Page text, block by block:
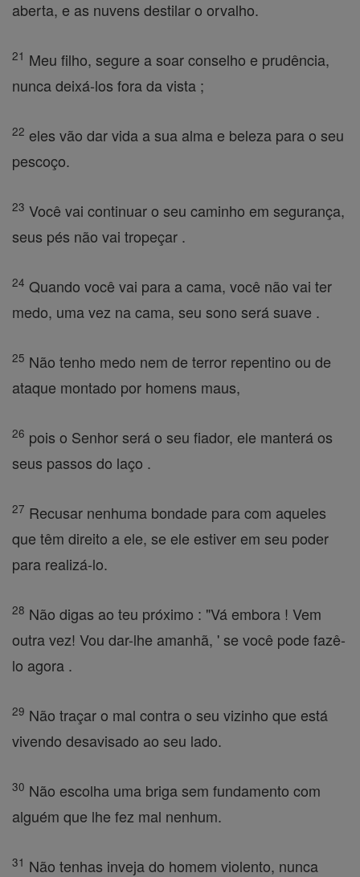
aberta, e as nuvens destilar o orvalho.
21 Meu filho, segure a soar conselho e prudência,
nunca deixá-los fora da vista ;
22 eles vão dar vida a sua alma e beleza para o seu
pescoço.
23 Você vai continuar o seu caminho em segurança,
seus pés não vai tropeçar .
24 Quando você vai para a cama, você não vai ter
medo, uma vez na cama, seu sono será suave .
25 Não tenho medo nem de terror repentino ou de
ataque montado por homens maus,
26 pois o Senhor será o seu fiador, ele manterá os
seus passos do laço .
27 Recusar nenhuma bondade para com aqueles
que têm direito a ele, se ele estiver em seu poder
para realizá-lo.
28 Não digas ao teu próximo : "Vá embora ! Vem
outra vez! Vou dar-lhe amanhã, ' se você pode fazê-
lo agora .
29 Não traçar o mal contra o seu vizinho que está
vivendo desavisado ao seu lado.
30 Não escolha uma briga sem fundamento com
alguém que lhe fez mal nenhum.
31 Não tenhas inveja do homem violento, nunca